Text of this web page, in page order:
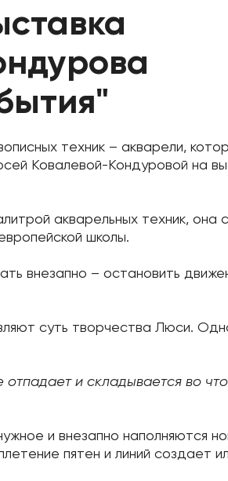
техник – акварели,
Ковалевой-Кондуровой на
акварельных техник, она
школы.
внезапно – остановить
суть творчества Люси.
и складывается во
и внезапно наполняются
пятен и линий создает